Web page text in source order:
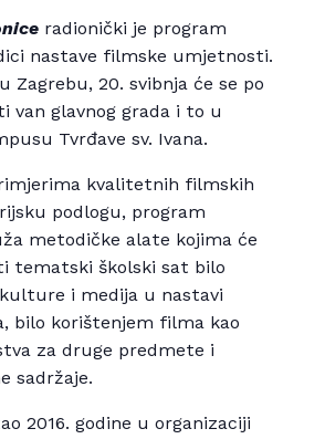
radionički je program
nastave filmske umjetnosti.
Zagrebu, 20. svibnja će se po
van glavnog grada i to u
Tvrđave sv. Ivana.
kvalitetnih filmskih
podlogu, program
metodičke alate kojima će
tematski školski sat bilo
i medija u nastavi
bilo korištenjem filma kao
za druge predmete i
sadržaje.
2016. godine u organizaciji